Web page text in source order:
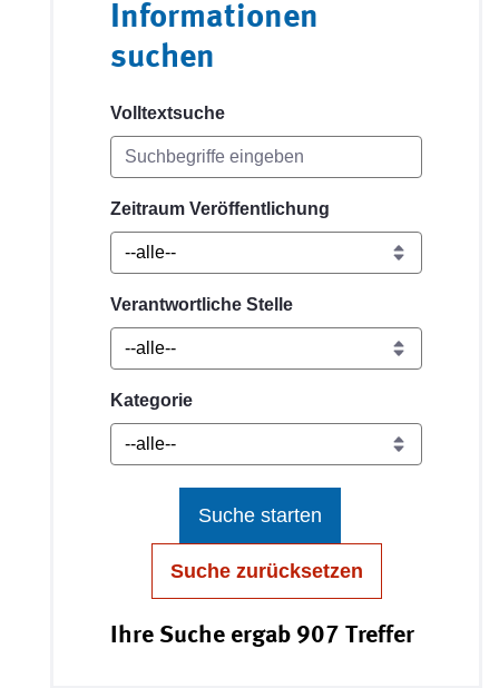
Informationen
suchen
Volltextsuche
Zeitraum Veröffentlichung
Verantwortliche Stelle
Kategorie
Suche starten
Suche zurücksetzen
Ihre Suche ergab 907 Treffer